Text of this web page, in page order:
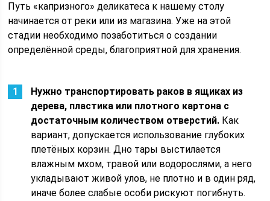
Путь «капризного» деликатеса к нашему столу
начинается от реки или из магазина. Уже на этой
стадии необходимо позаботиться о создании
определённой среды, благоприятной для хранения.
Нужно транспортировать раков в ящиках из
дерева, пластика или плотного картона с
достаточным количеством отверстий. Как
вариант, допускается использование глубоких
плетёных корзин. Дно тары выстилается
влажным мхом, травой или водорослями, а него
укладывают живой улов, не плотно и в один ряд,
иначе более слабые особи рискуют погибнуть.